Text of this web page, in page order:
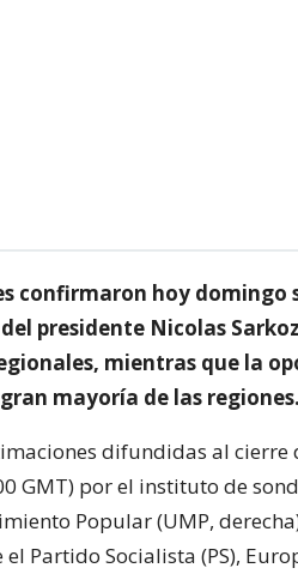
confirmaron hoy
presidente Nicolas
mientras que la
mayoría de las regiones.
difundidas al cierre
GMT) por el instituto de
Popular (UMP,
Partido Socialista (PS),